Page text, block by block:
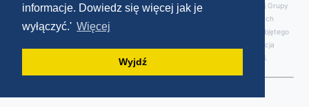
informacje. Dowiedz się więcej jak je
wyłączyć.' Więcej
Wyjdź
Strona internetowa Miechowskiego Stowarzyszenia Gmin Jaksa Lokalnej Grupy
Działania współfinansowana jest ze środków Unii Europejskiej w ramach
poddziałania 19.4 „Wsparcie na rzecz kosztów bieżących i aktywizacji” objętego
Programem Rozwoju Obszarów Wiejskich na lata 2014-2020. Instytucja
Zarządzająca PROW 2014-2020 – Minister Rolnictwa i Rozwoju Wsi.